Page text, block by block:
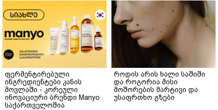
ფერმენტირებული
ინგრედიენტები კანის
მოვლაში - კორეული
ინოვაციური ბრენდი Manyo
საქართველოშია
როდის არის ხალი საშიში
და როგორია მისი
მოშორების მარტივი და
უსაფრთხო გზები